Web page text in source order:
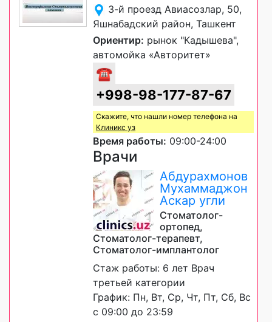
3-й проезд Авиасозлар, 50,
Яшнабадский район, Ташкент
Ориентир: рынок "Кадышева",
автомойка «Авторитет»
☎
+998-98-177-87-67
Скажите, что нашли номер телефона на
Клиникс уз
Время работы: 09:00-24:00
Врачи
Абдурахмонов
Мухаммаджон
Аскар угли
Стоматолог-
ортопед,
Стоматолог-терапевт,
Стоматолог-имплантолог
Стаж работы: 6 лет Врач
третьей категории
График: Пн, Вт, Ср, Чт, Пт, Сб, Вс
с 09:00 до 23:59